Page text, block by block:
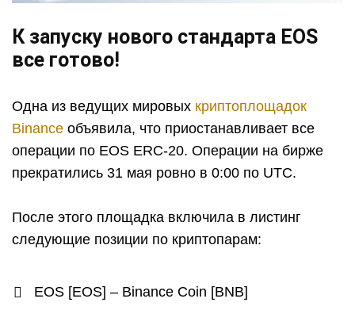
К запуску нового стандарта EOS
все готово!
Одна из ведущих мировых криптоплощадок
Binance объявила, что приостанавливает все
операции по EOS ERC-20. Операции на бирже
прекратились 31 мая ровно в 0:00 по UTC.
После этого площадка включила в листинг
следующие позиции по криптопарам:
EOS [EOS] – Binance Coin [BNB]